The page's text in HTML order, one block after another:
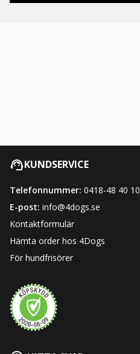
KUNDSERVICE
Telefonnummer: 0418-48 40 10
E-post: info@4dogs.se
Kontaktformulär
Hämta order hos 4Dogs
För hundfrisörer